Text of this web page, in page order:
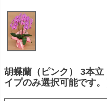
胡蝶蘭（ピンク） 3本
イプのみ選択可能です。